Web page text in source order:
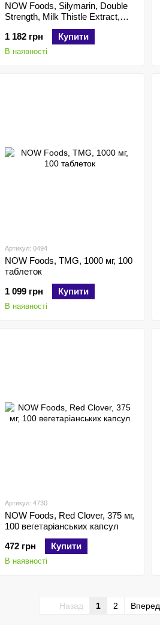
NOW Foods, Silymarin, Double
Strength, Milk Thistle Extract,
300 мг, 100 капсул
1 182 грн
Купити
В наявності
Артикул: 0494
NOW Foods, TMG, 1000 мг, 100
таблеток
1 099 грн
Купити
В наявності
Артикул: 4730
NOW Foods, Red Clover, 375 мг,
100 вегетаріанських капсул
472 грн
Купити
В наявності
Назад 1 2 Вперед